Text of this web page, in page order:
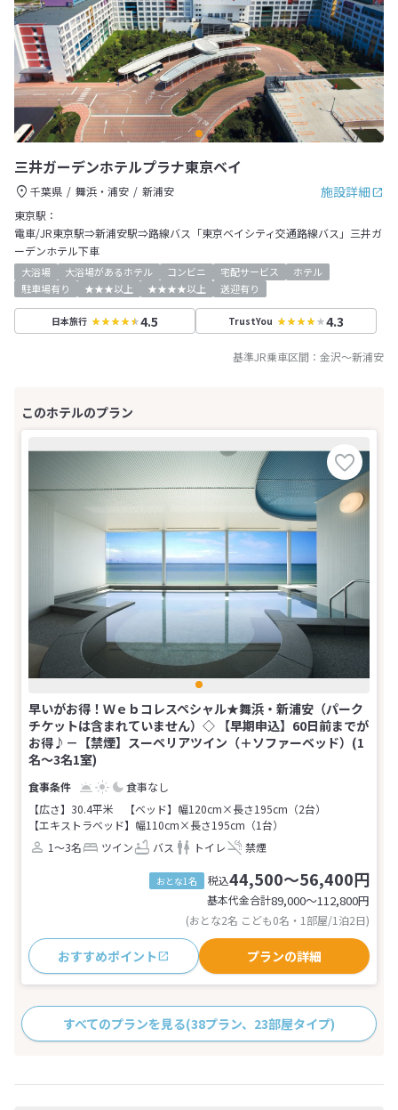
三井ガーデンホテルプラナ東京ベイ
施設詳細
千葉県 舞浜・浦安
新浦安
東京駅：
電車/JR東京駅⇒新浦安駅⇒路線バス「東京ベイシティ交通路線バス」三井ガ
ーデンホテル下車
大浴場 大浴場があるホテル コンビニ 宅配サービス
ホテル
駐車場有り
★★★以上 ★★★★以上 送迎有り
日本旅行 4.5 TrustYou 4.3
基準JR乗車区間： 金沢～新浦安
早いがお得！Ｗｅｂコレスペシャル★舞浜・新浦安（パーク
チケットは含まれていません）◇ 【早期申込】60日前までが
お得♪－【禁煙】スーペリアツイン（＋ソファーベッド）(1
名～3名1室)
食事なし
【広さ】30.4平米
【ベッド】幅120cm×長さ195cm（2台）
【エキストラベッド】幅110cm×長さ195cm（1台）
1～3名
ツイン バス トイレ 禁煙
おとな1名 税込44,500～56,400円
基本代金合計89,000〜112,800円
(おとな2名 こども0名・1部屋/1泊2日)
おすすめポイント プランの詳細
すべてのプランを見る(38プラン、23部屋タイプ)